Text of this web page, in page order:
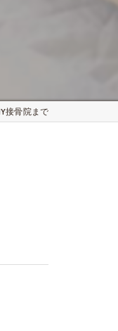
接骨院まで